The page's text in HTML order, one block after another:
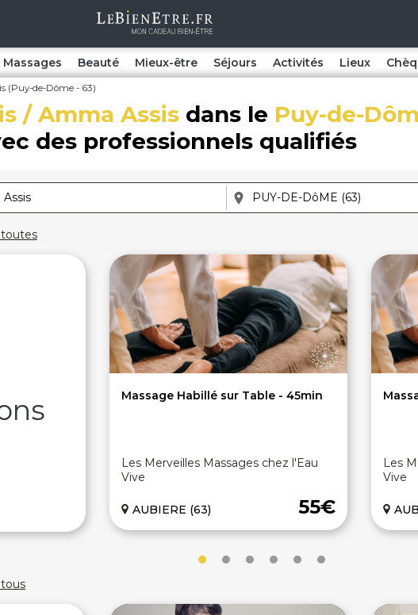
Massages Beauté Mieux-être Séjours Activités Lieux
(Puy-de-Dôme - 63)
/ Amma Assis dans le Puy-de-
des professionnels qualifiés
toutes
Massage Habillé sur Table - 45min
Les Merveilles Massages chez l'Eau
Vive
55€
AUBIERE (63)
Les
Vive